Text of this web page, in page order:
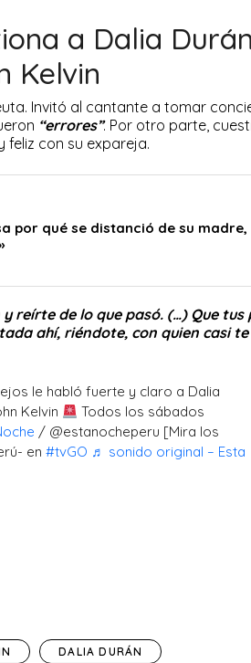
a Dalia
Kelvin
Invitó al cantante a tomar
“errores”. Por otro parte,
feliz con su expareja.
por qué se distanció de su madre,
reírte de lo que pasó. (…) Que tus
ahí, riéndote, con quien casi
le habló fuerte y claro a Dalia
Kelvin
Todos los sábados
/ @estanocheperu [Mira los
en #tvGO ♬ sonido original – Esta
DALIA DURÁN